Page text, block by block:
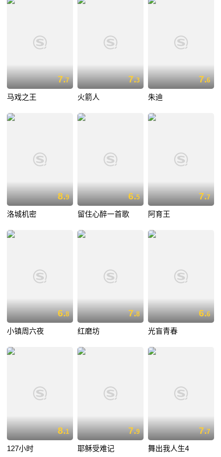
7.7
马戏之王
7.3
火箭人
7.6
朱迪
8.9
洛城机密
6.5
留住心醉一首歌
7.7
阿育王
6.8
小镇周六夜
7.8
红磨坊
6.6
光盲青春
8.1
127小时
7.9
耶稣受难记
7.7
舞出我人生4